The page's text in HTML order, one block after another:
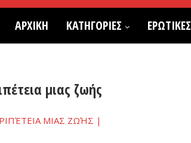
ΑΡΧΙΚΗ ΚΑΤΗΓΟΡΙΕΣ
μιας ζωής